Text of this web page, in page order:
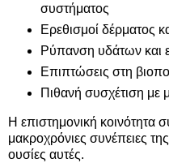
συστήματος
Ερεθισμοί δέρματος
Ρύπανση υδάτων και
Επιπτώσεις στη
Πιθανή συσχέτιση με
Η επιστημονική κοινότητα
μακροχρόνιες συνέπειες
ουσίες αυτές.